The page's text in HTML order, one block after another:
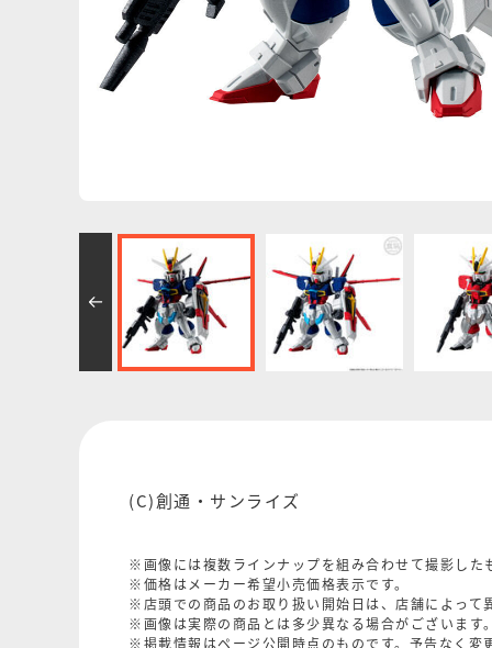
(C)創通・サンライズ
※画像には複数ラインナップを組み合わせて撮影した
※価格はメーカー希望小売価格表示です。
※店頭での商品のお取り扱い開始日は、店舗によって
※画像は実際の商品とは多少異なる場合がございます
※掲載情報はページ公開時点のものです。予告なく変